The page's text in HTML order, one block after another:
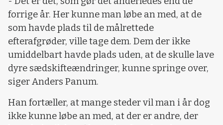
forrige år. Her kunne man løbe an med, at de
som havde plads til de målrettede
efterafgrøder, ville tage dem. Dem der ikke
umiddelbart havde plads uden, at de skulle lave
dyre sædskifteændringer, kunne springe over,
siger Anders Panum.
Han fortæller, at mange steder vil man i år dog
ikke kunne løbe an med, at der er andre, der